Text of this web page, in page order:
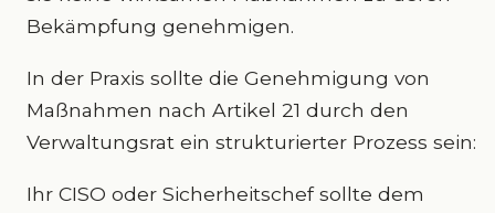
Bekämpfung genehmigen.
In der Praxis sollte die Genehmigung von
Maßnahmen nach Artikel 21 durch den
Verwaltungsrat ein strukturierter Prozess sein:
Ihr CISO oder Sicherheitschef sollte dem